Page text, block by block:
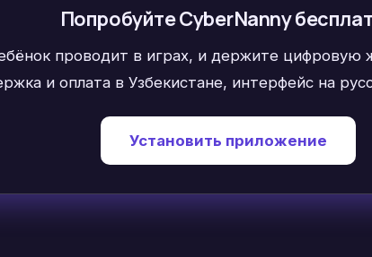
Попробуйте CyberNanny
проводит в играх, и держите
и оплата в Узбекистане, интерфейс на
Установить приложение